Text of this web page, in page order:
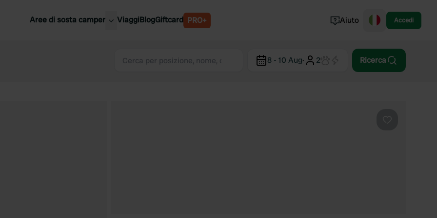
Aree di sosta camper
Slovenia
Portogallo
ViaggiBlogGiftcard PRO+ Aiuto Accedi
8 - 10 Aug· 2 Ricerca